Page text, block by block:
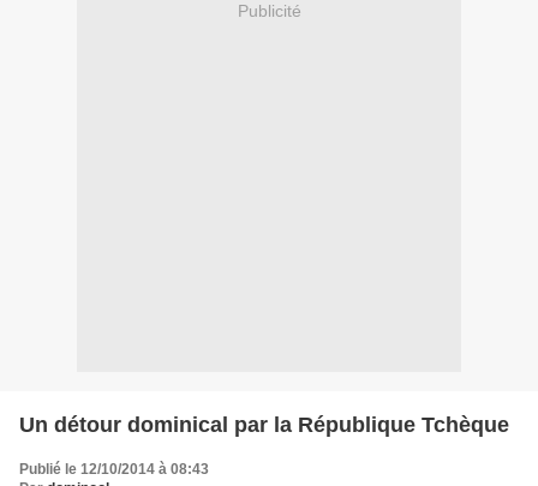
Publicité
Un détour dominical par la République Tchèque
Publié le 12/10/2014 à 08:43